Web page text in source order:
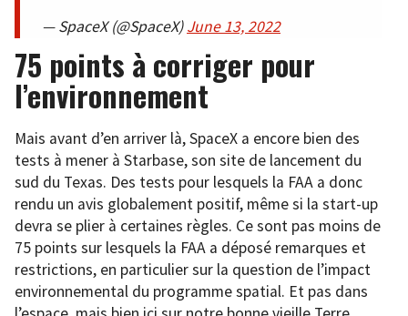
— SpaceX (@SpaceX)June 13, 2022
75 points à corriger pour
l’environnement
Mais avant d’en arriver là, SpaceX a encore bien des
tests à mener à Starbase, son site de lancement du
sud du Texas. Des tests pour lesquels la FAA a donc
rendu un avis globalement positif, même si la start-up
devra se plier à certaines règles. Ce sont pas moins de
75 points sur lesquels la FAA a déposé remarques et
restrictions, en particulier sur la question de l’impact
environnemental du programme spatial. Et pas dans